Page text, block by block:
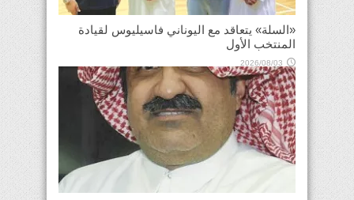
«السلة» يتعاقد مع اليوناني فاسيليوس لقيادة
المنتخب الأول
2026/08/03